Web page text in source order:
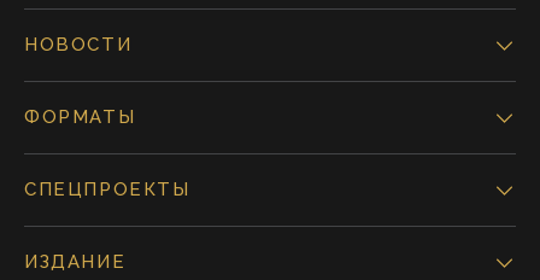
НОВОСТИ
ФОРМАТЫ
СПЕЦПРОЕКТЫ
ИЗДАНИЕ